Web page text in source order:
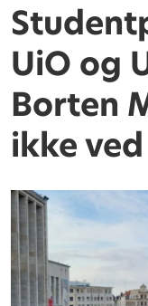
UiO og
Borten
ikke